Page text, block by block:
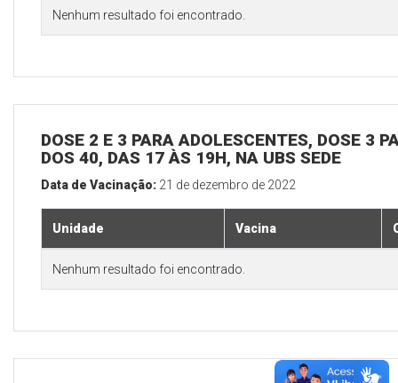
Nenhum resultado foi encontrado.
DOSE 2 E 3 PARA ADOLESCENTES, DOSE 3
DOS 40, DAS 17 ÀS 19H, NA UBS SEDE
Data de Vacinação: 21 de dezembro de 2022
Unidade Vacina
Nenhum resultado foi encontrado.